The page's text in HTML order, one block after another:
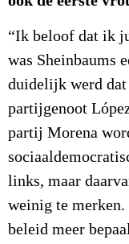
“Ik beloof dat ik
was Sheinbaums
duidelijk werd
partijgenoot
partij Morena
links, maar
weinig te
beleid meer